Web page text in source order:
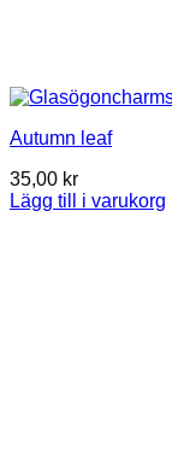
Autumn leaf
35,00 kr
Lägg till i varukorg